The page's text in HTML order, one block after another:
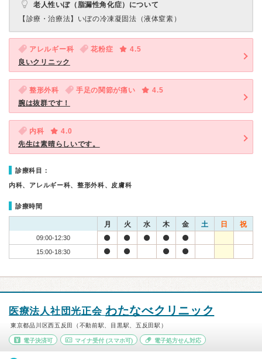
老人性いぼ（脂漏性角化症）について
【診療・治療法】 いぼの冷凍凝固法（液体窒素）
アレルギー科 花粉症
4.5
良いクリニック
整形外科 手足の関節が痛い
4.5
腕は抜群です！
内科
4.0
先生は素晴らしいです。
診療科目：
内科、アレルギー科、整形外科、皮膚科
診療時間
月 火 水 木 金 土 日 祝
09:00-12:30
15:00-18:30
医療法人社団光正会 わたなべクリニック
東京都品川区西五反田（不動前駅、目黒駅、五反田駅）
電子決済可 マイナ受付(スマホ可) 電子処方せん対応